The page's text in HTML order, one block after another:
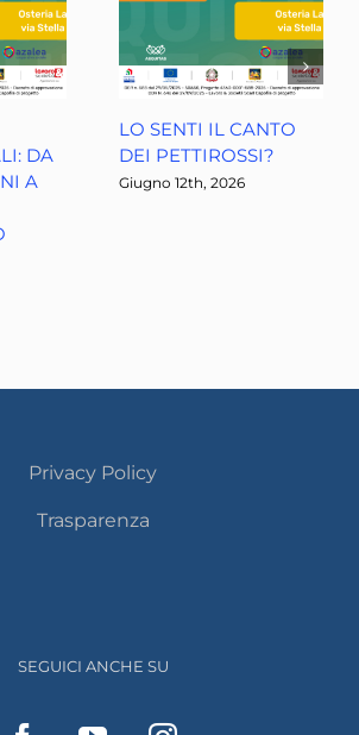
DA
A
LO SENTI IL CANTO
DEI PETTIROSSI?
Giugno 12th, 2026
Privacy Policy
Trasparenza
SEGUICI ANCHE SU